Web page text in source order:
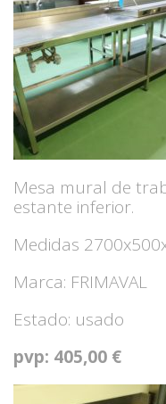
Mesa mural de
estante inferior.
Medidas
Marca: FRIMAVAL
Estado: usado
pvp: 405,00 €